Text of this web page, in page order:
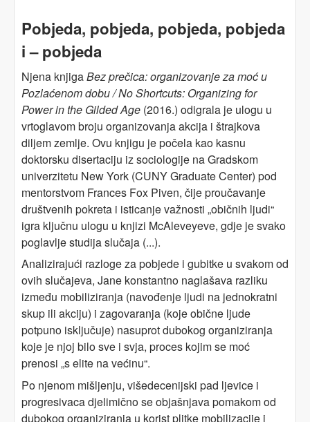
Pobjeda, pobjeda, pobjeda, pobjeda
i –pobjeda
Njena knjigaBez prečica: organizovanje za moć u
Pozlaćenom dobu / No Shortcuts: Organizing for
Power in the Gilded Age (2016.) odigrala je ulogu u
vrtoglavom broju organizovanja akcija i štrajkova
diljem zemlje. Ovu knjigu je počela kao kasnu
doktorsku disertaciju iz sociologije na Gradskom
univerzitetu New York (CUNY Graduate Center) pod
mentorstvom Frances Fox Piven, čije proučavanje
društvenih pokreta i isticanje važnosti „običnih ljudi“
igra ključnu ulogu u knjizi McAleveyeve, gdje je svako
poglavlje studija slučaja (...).
Analizirajući razloge za pobjede i gubitke u svakom od
ovih slučajeva, Jane konstantno naglašava razliku
između mobiliziranja (navođenje ljudi na jednokratni
skup ili akciju) i zagovaranja (koje obične ljude
potpuno isključuje) nasuprot dubokog organiziranja
koje je njoj bilo sve i svja, proces kojim se moć
prenosi „s elite na većinu“.
Po njenom mišljenju, višedecenijski pad ljevice i
progresivaca djelimično se objašnjava pomakom od
dubokog organiziranja u korist plitke mobilizacije i